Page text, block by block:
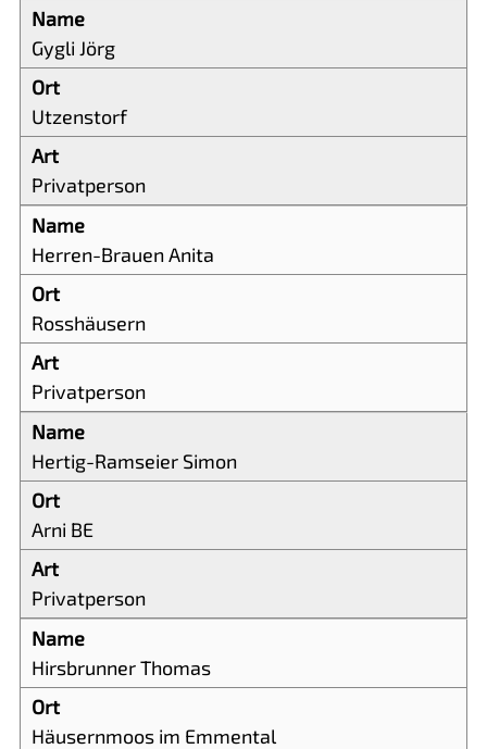
Gygli Jörg
Utzenstorf
Privatperson
Herren-Brauen Anita
Rosshäusern
Privatperson
Hertig-Ramseier Simon
Arni BE
Privatperson
Hirsbrunner Thomas
Häusernmoos im Emmental